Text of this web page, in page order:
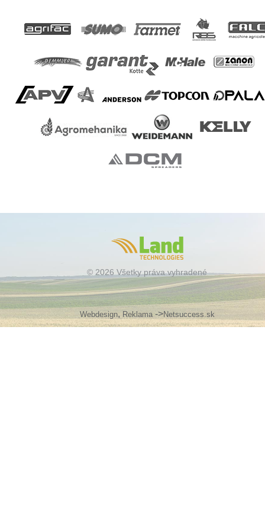
© 2026 Všetky práva vyhradené
Webdesign,Reklama->Netsuccess.sk